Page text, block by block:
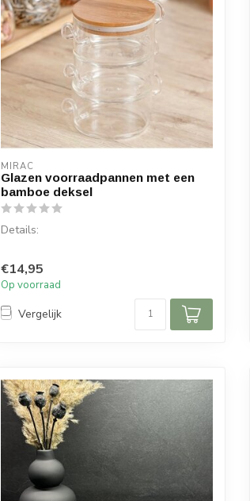
MIRAC
Glazen voorraadpannen met een
bamboe deksel
Details:
Inhoud per doos: 3 pannen
€14,95
Op voorraad
Vergelijk